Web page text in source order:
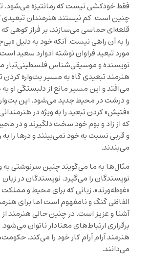
فقط خودکشی نیست که رمانتیزه می‌شود.
چنین است. کم نیستند هنرمندان تبعیدی
قلعه‌ای حماسی می‌سازند، بر فراز کوهی
را به آن راهی نیست. آنکه خود به دلیل
مورد تبعید فراوان نوشته ادوارد سعید
نویسنده و موسیقی‌شناس فلسطینی‌تبار
هنرمند تبعیدی گاه به مسیر بت‌واره کردن
می‌افتد و این مسیر مانع از دلبستگی او
و درشت در محیط جدید می‌شود. این
«فتیش» کردن تبعید را به ویژه در
که از زاد و بوم خود سخت دلگیرند و در
و قربی نسبت به خود نمی‌بینند و درها را
می‌بندند.
مثال‌ها به ما می‌گویند چنین سرنوشتی به
نویسندگان را می‌گیرد. نویسندگان در زبان
«غوطه‌ورند»، زبانی که برای محیط و‌
الفاظی گنگ و نامفهوم است اما برای
آشنا و عزیز است. در چنین حالی هنرمند
برقراری ارتباط‌های معنادار ناتوان
هنرمند آرام آرام کار خود را می‌کند.
می‌دانند.